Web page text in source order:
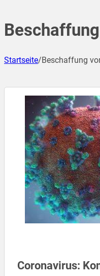
Startseite/Beschaffung
Coronavirus: